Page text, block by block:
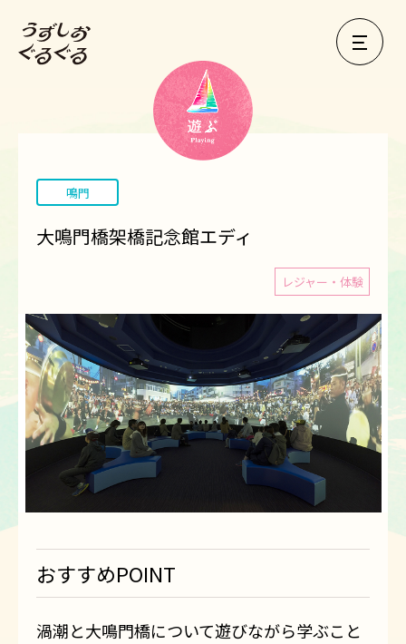
鳴門
大鳴門橋架橋記念館エディ
レジャー・体験
おすすめPOINT
渦潮と大鳴門橋について遊びながら学ぶこと